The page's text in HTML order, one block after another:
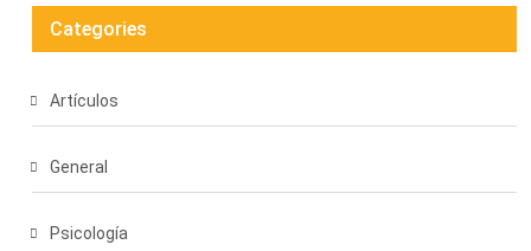
Categories
Artículos
General
Psicología